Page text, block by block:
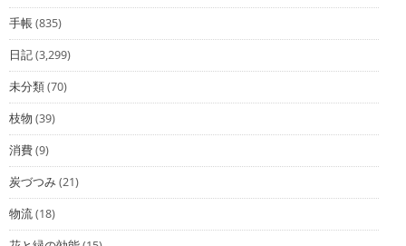
手帳(835)
日記(3,299)
未分類(70)
枝物 (39)
消費(9)
炭づつみ(21)
物流(18)